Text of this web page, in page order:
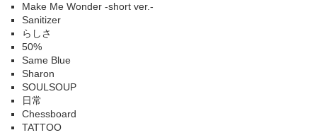
Make Me Wonder -short ver.-
Sanitizer
らしさ
50%
Same Blue
Sharon
SOULSOUP
日常
Chessboard
TATTOO